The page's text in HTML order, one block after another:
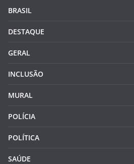
BRASIL
DESTAQUE
GERAL
INCLUSÃO
MURAL
POLÍCIA
POLÍTICA
SAÚDE